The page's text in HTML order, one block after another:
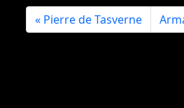
Pierre de Tasverne